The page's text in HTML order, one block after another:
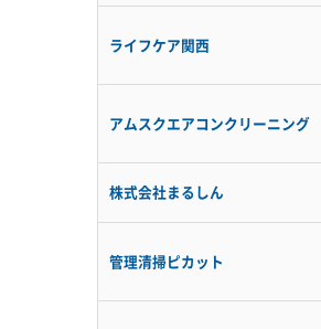
新旧の住宅が混在
新しいマンションの複
対応できる知識と技術
ライフケア関西
アムスクエアコンクリーニング
株式会社まるしん
管理清掃ピカット